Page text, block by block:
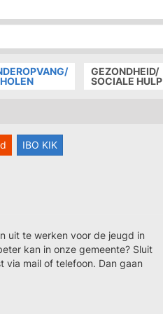
GEZONDHEID/
SOCIALE HULP
IBO KIK
uit te werken voor de jeugd in
kan in onze gemeente? Sluit
via mail of telefoon. Dan gaan